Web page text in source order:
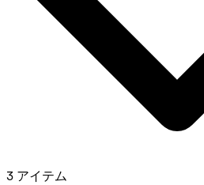
3 アイテム